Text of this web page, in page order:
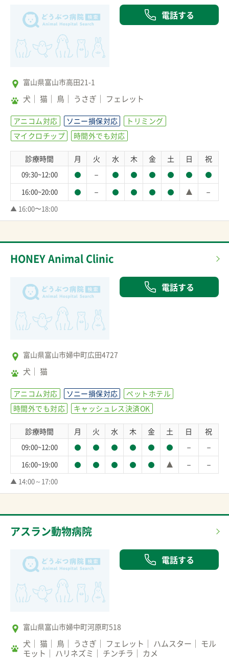
電話する
富山県富山市高田21-1
犬 猫 鳥 うさぎ フェレット
アニコム対応 ソニー損保対応
トリミング
マイクロチップ
時間外でも対応
診療時間 月 火 水 木 金 土 日 祝
09:30~12:00 －
16:00~20:00 － －
▲ 16:00〜18:00
HONEY Animal Clinic
電話する
富山県富山市婦中町広田4727
犬 猫
アニコム対応 ソニー損保対応
ペットホテル
時間外でも対応
キャッシュレス決済OK
診療時間 月 火 水 木 金 土 日 祝
09:00~12:00 － －
16:00~19:00 － －
▲ 14:00～17:00
アスラン動物病院
電話する
富山県富山市婦中町河原町518
犬 猫 鳥 うさぎ フェレット ハムスター
モル
モット
ハリネズミ チンチラ カメ